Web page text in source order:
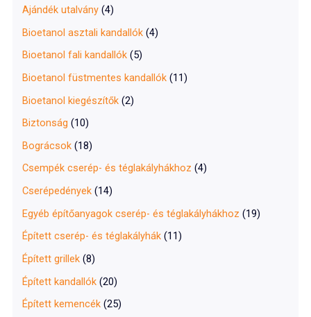
f
o
r
Ajándék utalvány (4)
Bioetanol asztali kandallók (4)
Bioetanol fali kandallók (5)
Bioetanol füstmentes kandallók (11)
Bioetanol kiegészítők (2)
Biztonság (10)
Bográcsok (18)
Csempék cserép- és téglakályhákhoz (4)
Cserépedények (14)
Egyéb építőanyagok cserép- és téglakályhákhoz (19)
Épített cserép- és téglakályhák (11)
Épített grillek (8)
Épített kandallók (20)
Épített kemencék (25)